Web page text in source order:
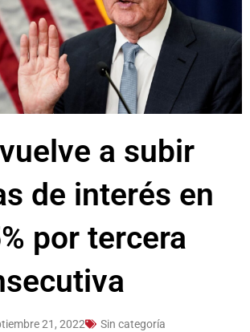
a subir
de interés en
por tercera
21, 2022 Sin categoría